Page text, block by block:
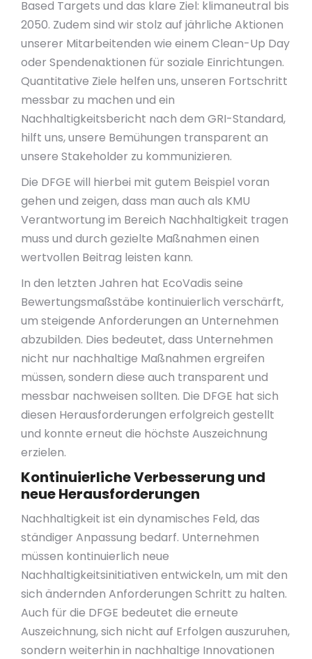
Based Targets und das klare Ziel: klimaneutral bis
2050. Zudem sind wir stolz auf jährliche Aktionen
unserer Mitarbeitenden wie einem Clean-Up Day
oder Spendenaktionen für soziale Einrichtungen.
Quantitative Ziele helfen uns, unseren Fortschritt
messbar zu machen und ein
Nachhaltigkeitsbericht nach dem GRI-Standard,
hilft uns, unsere Bemühungen transparent an
unsere Stakeholder zu kommunizieren.
Die DFGE will hierbei mit gutem Beispiel voran
gehen und zeigen, dass man auch als KMU
Verantwortung im Bereich Nachhaltigkeit tragen
muss und durch gezielte Maßnahmen einen
wertvollen Beitrag leisten kann.
In den letzten Jahren hat EcoVadis seine
Bewertungsmaßstäbe kontinuierlich verschärft,
um steigende Anforderungen an Unternehmen
abzubilden. Dies bedeutet, dass Unternehmen
nicht nur nachhaltige Maßnahmen ergreifen
müssen, sondern diese auch transparent und
messbar nachweisen sollten. Die DFGE hat sich
diesen Herausforderungen erfolgreich gestellt
und konnte erneut die höchste Auszeichnung
erzielen.
Kontinuierliche Verbesserung und
neue Herausforderungen
Nachhaltigkeit ist ein dynamisches Feld, das
ständiger Anpassung bedarf. Unternehmen
müssen kontinuierlich neue
Nachhaltigkeitsinitiativen entwickeln, um mit den
sich ändernden Anforderungen Schritt zu halten.
Auch für die DFGE bedeutet die erneute
Auszeichnung, sich nicht auf Erfolgen auszuruhen,
sondern weiterhin in nachhaltige Innovationen